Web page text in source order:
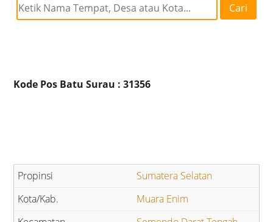
Cari
Kode Pos Batu Surau : 31356
Sumatera Selatan
Muara Enim